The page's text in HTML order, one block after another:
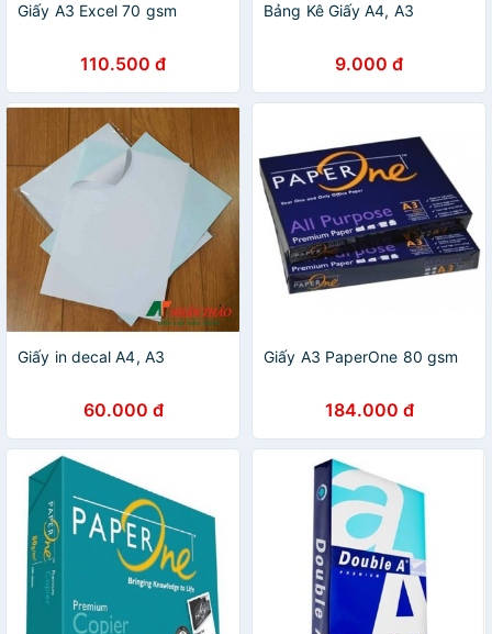
Giấy A3 Excel 70 gsm
110.500 đ
Bảng Kê Giấy A4, A3
9.000 đ
Giấy in decal A4, A3
60.000 đ
Giấy A3 PaperOne 80 gsm
184.000 đ